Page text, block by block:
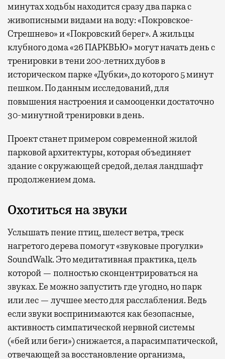
минутах ходьбы находится сразу два парка с
живописными видами на воду: «Покровское-
Стрешнево» и «Покровский берег». А жильцы
клубного дома «26 ПАРКВЬЮ» могут начать день с
тренировки в тени 200-летних дубов в
историческом парке «Дубки», до которого 5 минут
пешком. По данным исследований, для
повышения настроения и самооценки достаточно
30-минутной тренировки в день.
Проект станет примером современной жилой
парковой архитектуры, которая объединяет
здание с окружающей средой, делая ландшафт
продолжением дома.
Охотиться на звуки
Услышать пение птиц, шелест ветра, треск
нагретого дерева помогут «звуковые прогулки»
SoundWalk. Это медитативная практика, цель
которой — полностью сконцентрироваться на
звуках. Ее можно запустить где угодно, но парк
или лес — лучшее место для расслабления. Ведь
если звуки воспринимаются как безопасные,
активность симпатической нервной системы
(«бей или беги») снижается, а парасимпатической,
отвечающей за восстановление организма,